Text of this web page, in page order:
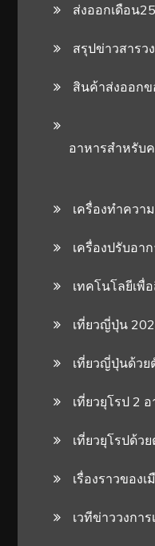
ส่งออกเดือน
สรุปข่าวสารว
สินค้าส่งออก
อาหารสําหรับ
เครื่องทำควา
เครื่องปรับอา
เทคโนโลยีเพื่
เที่ยวญี่ปุ่น
เที่ยวญี่ปุ่นด้วย
เที่ยวยุโรป 2
เที่ยวยุโรปด้ว
เรื่องราวของเ
เวทีข่าววงกา